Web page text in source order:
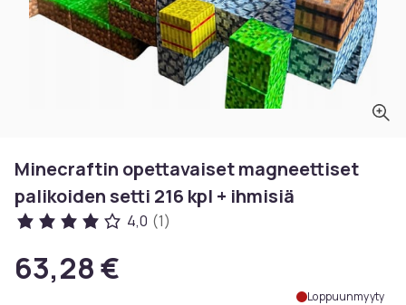
Minecraftin opettavaiset magneettiset
palikoiden setti 216 kpl + ihmisiä
4,0 (1)
63,28 €
Loppuunmyyty